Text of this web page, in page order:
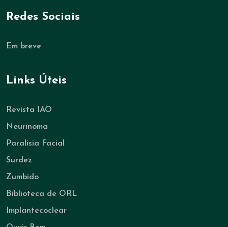
Redes Sociais
Em breve
Links Úteis
Revista IAO
Neurinoma
Paralisia Facial
Surdez
Zumbido
Biblioteca de ORL
Implantecoclear